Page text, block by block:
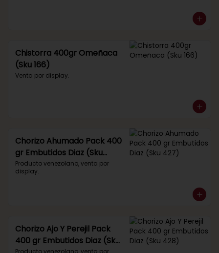
Chistorra 400gr Omeñaca
(Sku 166)
Venta por display.
Chorizo Ahumado Pack 400
gr Embutidos Diaz (Sku
427)
Producto venezolano, venta por
display.
Chorizo Ajo Y Perejil Pack
400 gr Embutidos Diaz (Sku
Producto venezolano, venta por